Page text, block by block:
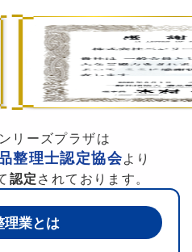
リーズプラザは
整理士認定協会より
認定されております。
理業とは